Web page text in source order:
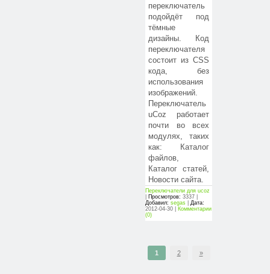
переключатель
подойдёт под
тёмные
дизайны. Код
переключателя
состоит из CSS
кода, без
использования
изображений.
Переключатель
uCoz работает
почти во всех
модулях, таких
как: Каталог
файлов,
Каталог статей,
Новости сайта.
Переключатели для ucoz
Просмотров: 3337 |
Добавил: segas
Дата:
2012-04-30
Комментарии
(0)
1 2 »